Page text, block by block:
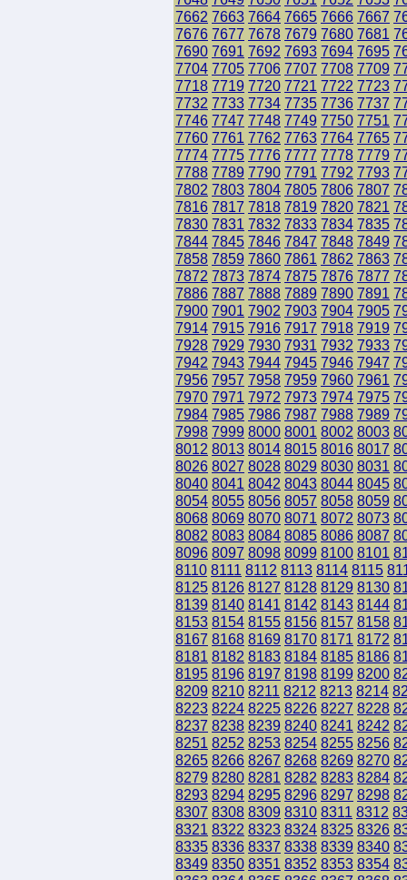
7662 7663 7664 7665 7666 7667
7676 7677 7678 7679 7680 7681
7690 7691 7692 7693 7694 7695
7704 7705 7706 7707 7708 7709
7718 7719 7720 7721 7722 7723
7732 7733 7734 7735 7736 7737
7746 7747 7748 7749 7750 7751
7760 7761 7762 7763 7764 7765
7774 7775 7776 7777 7778 7779
7788 7789 7790 7791 7792 7793
7802 7803 7804 7805 7806 7807
7816 7817 7818 7819 7820 7821
7830 7831 7832 7833 7834 7835
7844 7845 7846 7847 7848 7849
7858 7859 7860 7861 7862 7863
7872 7873 7874 7875 7876 7877
7886 7887 7888 7889 7890 7891
7900 7901 7902 7903 7904 7905
7914 7915 7916 7917 7918 7919
7928 7929 7930 7931 7932 7933
7942 7943 7944 7945 7946 7947
7956 7957 7958 7959 7960 7961
7970 7971 7972 7973 7974 7975
7984 7985 7986 7987 7988 7989
7998 7999 8000 8001 8002 8003
8012 8013 8014 8015 8016 8017
8026 8027 8028 8029 8030 8031
8040 8041 8042 8043 8044 8045
8054 8055 8056 8057 8058 8059
8068 8069 8070 8071 8072 8073
8082 8083 8084 8085 8086 8087
8096 8097 8098 8099 8100 8101
8110 8111 8112 8113 8114 8115
8125 8126 8127 8128 8129 8130
8139 8140 8141 8142 8143 8144
8153 8154 8155 8156 8157 8158
8167 8168 8169 8170 8171 8172
8181 8182 8183 8184 8185 8186
8195 8196 8197 8198 8199 8200
8209 8210 8211 8212 8213 8214
8223 8224 8225 8226 8227 8228
8237 8238 8239 8240 8241 8242
8251 8252 8253 8254 8255 8256
8265 8266 8267 8268 8269 8270
8279 8280 8281 8282 8283 8284
8293 8294 8295 8296 8297 8298
8307 8308 8309 8310 8311 8312
8321 8322 8323 8324 8325 8326
8335 8336 8337 8338 8339 8340
8349 8350 8351 8352 8353 8354